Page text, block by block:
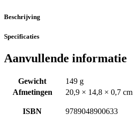
Beschrijving
Specificaties
Aanvullende informatie
Gewicht
149 g
Afmetingen
20,9 × 14,8 × 0,7 cm
ISBN 9789048900633